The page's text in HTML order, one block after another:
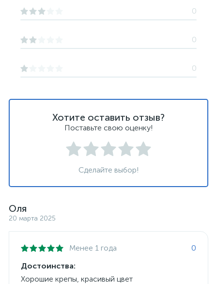
Хотите оставить отзыв?
Поставьте свою оценку!
Сделайте выбор!
Оля
20 марта 2025
Менее 1 года
0
Достоинства:
Хорошие крепы, красивый цвет
0
0
0